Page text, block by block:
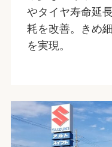
やタイヤ寿命延
耗を改善。きめ
を実現。